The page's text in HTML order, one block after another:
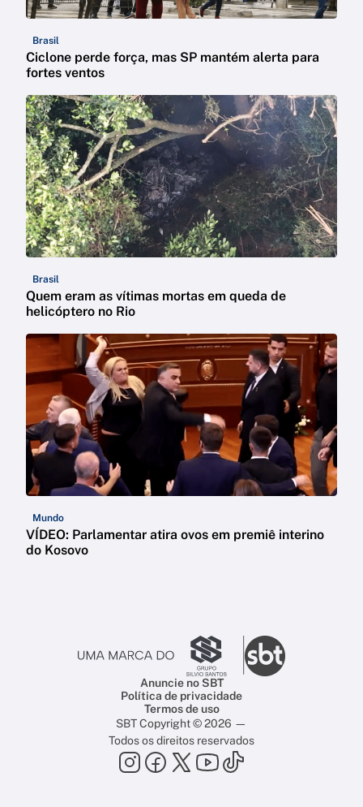
Brasil
Ciclone perde força, mas SP mantém alerta para
fortes ventos
Brasil
Quem eram as vítimas mortas em queda de
helicóptero no Rio
Mundo
VÍDEO: Parlamentar atira ovos em premiê interino
do Kosovo
Anuncie no SBT
Política de privacidade
Termos de uso
SBT Copyright © 2026 —
Todos os direitos reservados